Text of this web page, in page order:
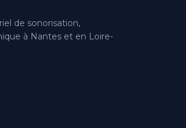
de sonorisation,
à Nantes et en Loire-